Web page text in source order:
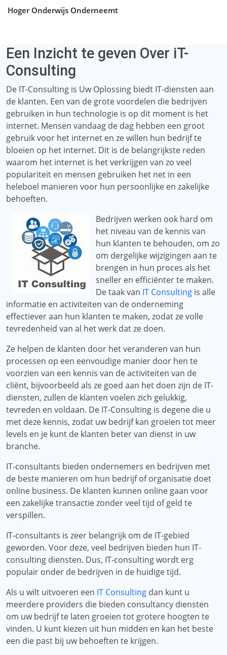
Hoger Onderwijs Onderneemt
Een Inzicht te geven Over iT-
Consulting
De IT-Consulting is Uw Oplossing biedt IT-diensten aan
de klanten. Een van de grote voordelen die bedrijven
gebruiken in hun technologie is op dit moment is het
internet. Mensen vandaag de dag hebben een groot
gebruik voor het internet en ze willen hun bedrijf te
bloeien op het internet. Dit is de belangrijkste reden
waarom het internet is het verkrijgen van zo veel
populariteit en mensen gebruiken het net in een
heleboel manieren voor hun persoonlijke en zakelijke
behoeften.
Bedrijven werken ook hard om
het niveau van de kennis van
hun klanten te behouden, om zo
om dergelijke wijzigingen aan te
brengen in hun proces als het
sneller en efficiënter te maken.
De taak van IT Consulting is alle
informatie en activiteiten van de onderneming
effectiever aan hun klanten te maken, zodat ze volle
tevredenheid van al het werk dat ze doen.
Ze helpen de klanten door het veranderen van hun
processen op een eenvoudige manier door hen te
voorzien van een kennis van de activiteiten van de
cliënt, bijvoorbeeld als ze goed aan het doen zijn de IT-
diensten, zullen de klanten voelen zich gelukkig,
tevreden en voldaan. De IT-Consulting is degene die u
met deze kennis, zodat uw bedrijf kan groeien tot meer
levels en je kunt de klanten beter van dienst in uw
branche.
IT-consultants bieden ondernemers en bedrijven met
de beste manieren om hun bedrijf of organisatie doet
online business. De klanten kunnen online gaan voor
een zakelijke transactie zonder veel tijd of geld te
verspillen.
IT-consultants is zeer belangrijk om de IT-gebied
geworden. Voor deze, veel bedrijven bieden hun IT-
consulting diensten. Dus, IT-consulting wordt erg
populair onder de bedrijven in de huidige tijd.
Als u wilt uitvoeren een IT Consulting dan kunt u
meerdere providers die bieden consultancy diensten
om uw bedrijf te laten groeien tot grotere hoogten te
vinden. U kunt kiezen uit hun midden en kan het beste
een die past bij uw behoeften te krijgen.